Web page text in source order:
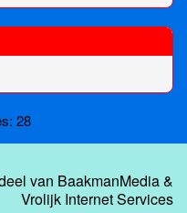
28
van BaakmanMedia&
Vrolijk Internet Services